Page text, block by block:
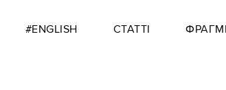
#ENGLISH СТАТТІ